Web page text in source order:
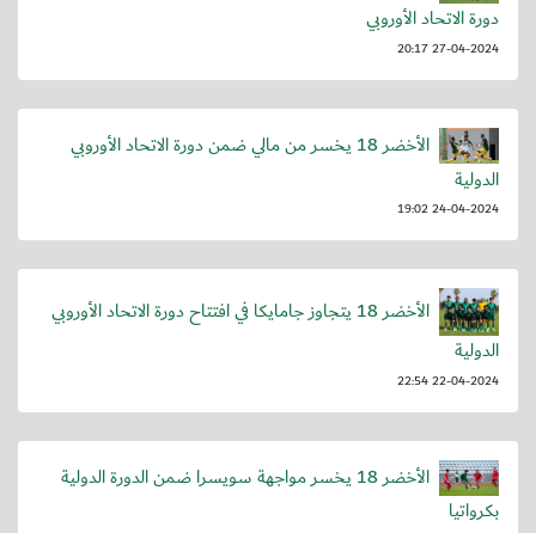
دورة الاتحاد الأوروبي
27-04-2024 20:17
الأخضر 18 يخسر من مالي ضمن دورة الاتحاد الأوروبي
الدولية
24-04-2024 19:02
الأخضر 18 يتجاوز جامايكا في افتتاح دورة الاتحاد الأوروبي
الدولية
22-04-2024 22:54
الأخضر 18 يخسر مواجهة سويسرا ضمن الدورة الدولية
بكرواتيا